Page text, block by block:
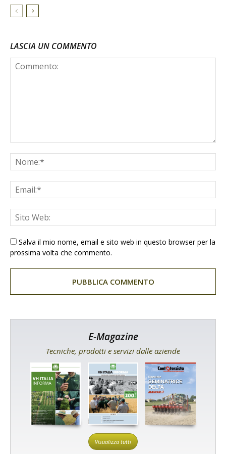
LASCIA UN COMMENTO
Salva il mio nome, email e sito web in questo browser per la
prossima volta che commento.
E-Magazine
Tecniche, prodotti e servizi dalle aziende
Visualizza tutti